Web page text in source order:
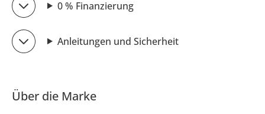
0 % Finanzierung
Anleitungen und Sicherheit
Über die Marke